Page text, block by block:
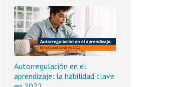
Autorregulación en el
aprendizaje: la habilidad clave